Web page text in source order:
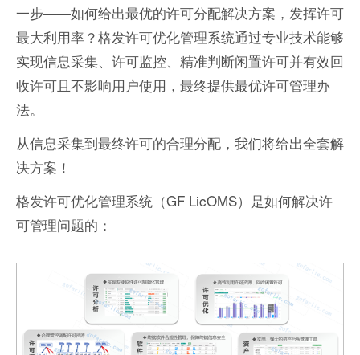
一步——如何给出最优的许可分配解决方案，发挥许可
最大利用率？格发许可优化管理系统通过专业技术能够
实现信息采集、许可监控、精准判断闲置许可并有效回
收许可且不影响用户使用，最终提供最优许可管理办
法。
从信息采集到最终许可的合理分配，我们将给出全套解
决方案！
格发许可优化管理系统（GF LicOMS）是如何解决许
可管理问题的：